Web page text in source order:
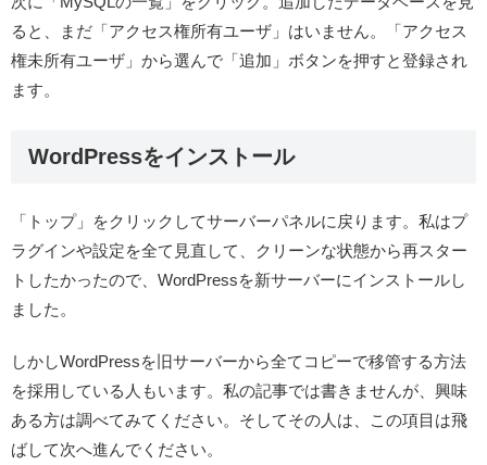
ると、まだ「アクセス権所有ユーザ」はいません。「アクセス
権未所有ユーザ」から選んで「追加」ボタンを押すと登録され
ます。
WordPressをインストール
「トップ」をクリックしてサーバーパネルに戻ります。私はプ
ラグインや設定を全て見直して、
クリーンな状態から再スター
トしたかったので、WordPressを新サーバーにインストールし
ました。
しかしWordPressを旧サーバーから全てコピーで移管する方法
を採用している人もいます。私の記事では書きませんが、興味
ある方は調べてみてください。そしてその人は、この項目は飛
ばして次へ進んでください。